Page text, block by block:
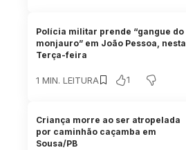
Polícia militar prende “gangue do
monjauro” em João Pessoa, nesta
Terça-feira
1 MIN. LEITURA 1
Criança morre ao ser atropelada
por caminhão caçamba em
Sousa/PB